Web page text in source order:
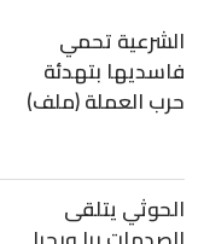
الشرعية تحمي
فاسديها بتهدئة
حرب العملة (ملف)
الحوثي يتلقى